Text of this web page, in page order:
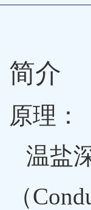
简介
原理：
温盐
（